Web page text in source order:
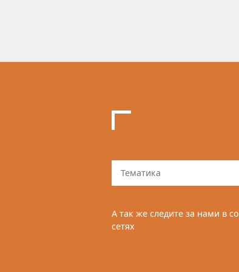
Тематика
А так же следите за нами в
сетях